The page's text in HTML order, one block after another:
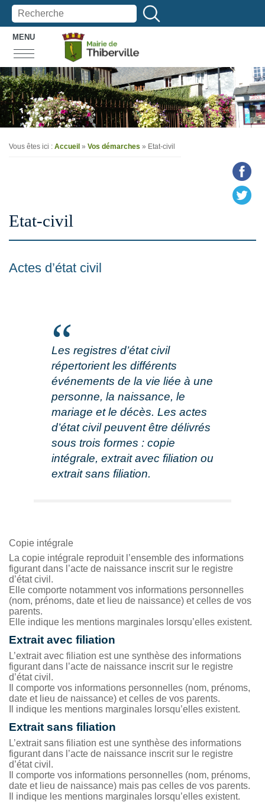
MENU
Vous êtes ici : Accueil » Vos démarches » Etat-civil
Etat-civil
Actes d’état civil
Les registres d’état civil
répertorient les différents
événements de la vie liée à une
personne, la naissance, le
mariage et le décès. Les actes
d’état civil peuvent être délivrés
sous trois formes : copie
intégrale, extrait avec filiation ou
extrait sans filiation.
Copie intégrale
La copie intégrale reproduit l’ensemble des informations
figurant dans l’acte de naissance inscrit sur le registre
d’état civil.
Elle comporte notamment vos informations personnelles
(nom, prénoms, date et lieu de naissance) et celles de vos
parents.
Elle indique les mentions marginales lorsqu’elles existent.
Extrait avec filiation
L’extrait avec filiation est une synthèse des informations
figurant dans l’acte de naissance inscrit sur le registre
d’état civil.
Il comporte vos informations personnelles (nom, prénoms,
date et lieu de naissance) et celles de vos parents.
Il indique les mentions marginales lorsqu’elles existent.
Extrait sans filiation
L’extrait sans filiation est une synthèse des informations
figurant dans l’acte de naissance inscrit sur le registre
d’état civil.
Il comporte vos informations personnelles (nom, prénoms,
date et lieu de naissance) mais pas celles de vos parents.
Il indique les mentions marginales lorsqu’elles existent.